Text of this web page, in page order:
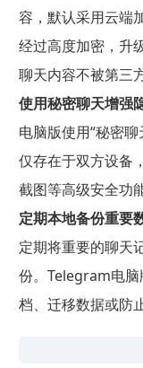
容，默认采用云端
经过高度加密，升
聊天内容不被第三
使用秘密聊天增强
电脑版使用“秘密
仅存在于双方设备
截图等高级安全功能
定期本地备份重要
定期将重要的聊天
份。Telegram电
档、迁移数据或防